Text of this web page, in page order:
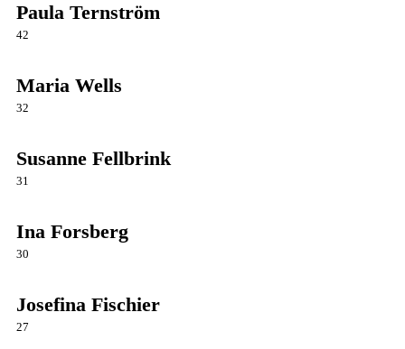
Paula Ternström
42
Maria Wells
32
Susanne Fellbrink
31
Ina Forsberg
30
Josefina Fischier
27